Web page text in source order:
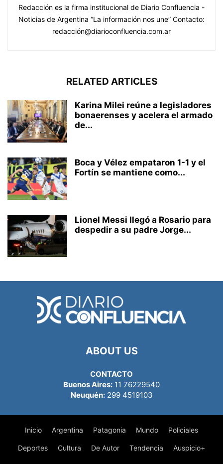
Redacción es la firma institucional de Diario Confluencia -
Noticias de Argentina “La información nos une” Contacto:
redacción@diarioconfluencia.com.ar
RELATED ARTICLES
Karina Milei reúne a legisladores
bonaerenses y acelera el armado
de...
Boca y Vélez empataron 1-1 y el
Fortín se mantiene como...
Lionel Messi llegó a Rosario para
despedir a su padre Jorge...
ABOUT US
CONTACTO
Buenos Aires: 11 76229540
Neuquén:299 4519103
Inicio Argentina Patagonia Mundo Policiales
Deportes Cultura De Autor Tendencia Auspicio+